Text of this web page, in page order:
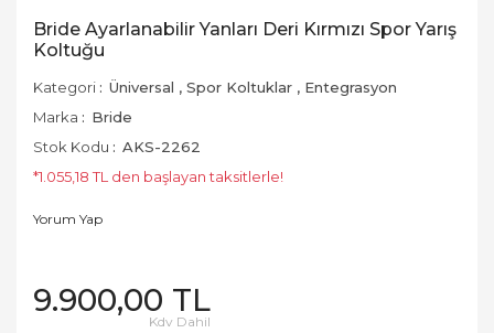
Bride Ayarlanabilir Yanları Deri Kırmızı Spor Yarış
Koltuğu
Kategori Üniversal , Spor Koltuklar , Entegrasyon
Marka
Bride
Stok Kodu
AKS-2262
*1.055,18 TL den başlayan taksitlerle!
Yorum Yap
9.900,00 TL
Kdv Dahil